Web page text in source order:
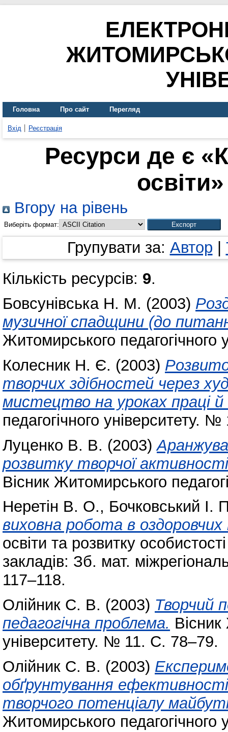
Головна Про сайт Перегляд
Вхід Реєстрація
Ресурси де є
Вгору на рівень
Виберіть формат:
Групувати за: Автор
Кількість ресурсів: 9.
Бовсунівська Н. М. (2003)
музичної спадщини (до
Житомирського
Колесник Н. Є. (2003)
творчих здібностей через
мистецтво на уроках праці
педагогічного університету.
Луценко В. В. (2003)
розвитку творчої
Вісник Житомирського
Неретін В. О., Бочковський І.
виховна робота в
освіти та розвитку
закладів: Зб. мат.
117–118.
Олійник С. В. (2003) Творчий
педагогічна проблема. Вісник
університету. № 11. С. 78–79.
Олійник С. В. (2003)
обґрунтування
творчого потенціалу
Житомирського